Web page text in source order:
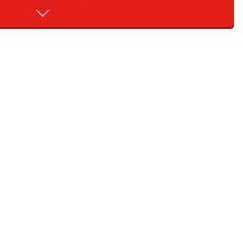
嬉しかったですね。ただ、うちは